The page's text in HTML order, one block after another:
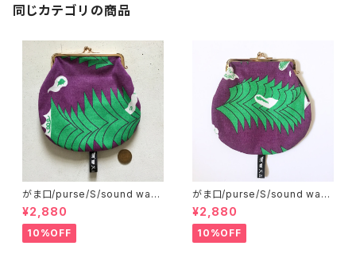
同じカテゴリの商品
がま口/purse/S/sound wav
e
¥2,880
10%OFF
がま口/purse/S/sound wav
e B
¥2,880
10%OFF